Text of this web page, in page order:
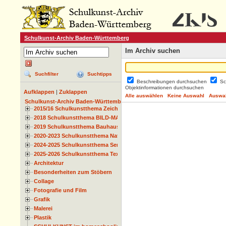
Schulkunst-Archiv Baden-Württemberg
Suchfilter Suchtipps
Aufklappen
Zuklappen
Schulkunst-Archiv Baden-Württemberg
2015/16 Schulkunstthema Zeichnen
2018 Schulkunstthema BILD-MATERIAL-OBJEKT
2019 Schulkunstthema Bauhaus
2020-2023 Schulkunstthema Natur und Zeit
2024-2025 Schulkunstthema Serie
2025-2026 Schulkunstthema Textil
Architektur
Besonderheiten zum Stöbern
Collage
Fotografie und Film
Grafik
Malerei
Plastik
Im Archiv suchen
Beschreibungen durchsuchen
Objektinformationen durchsuchen
Alle auswählen
Keine Auswahl